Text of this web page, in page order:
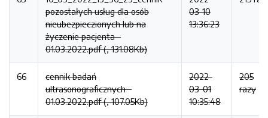
pozostałych usług dla osób
nieubezpieczionych lub na
życzenie pacjenta -
01.03.2022.pdf (, 131.08Kb)
03-10
13:36:23
66
cennik badań
ultrasonograficznych -
01.03.2022.pdf (, 107.05Kb)
2022-
03-01
10:35:48
205
razy